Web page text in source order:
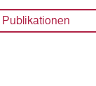
Publikationen